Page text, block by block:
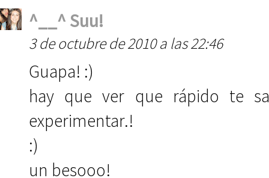
^__^ Suu!
3 de octubre de 2010 a las 22:46
Guapa! :)
hay que ver que rápido te
experimentar.!
:)
un besooo!